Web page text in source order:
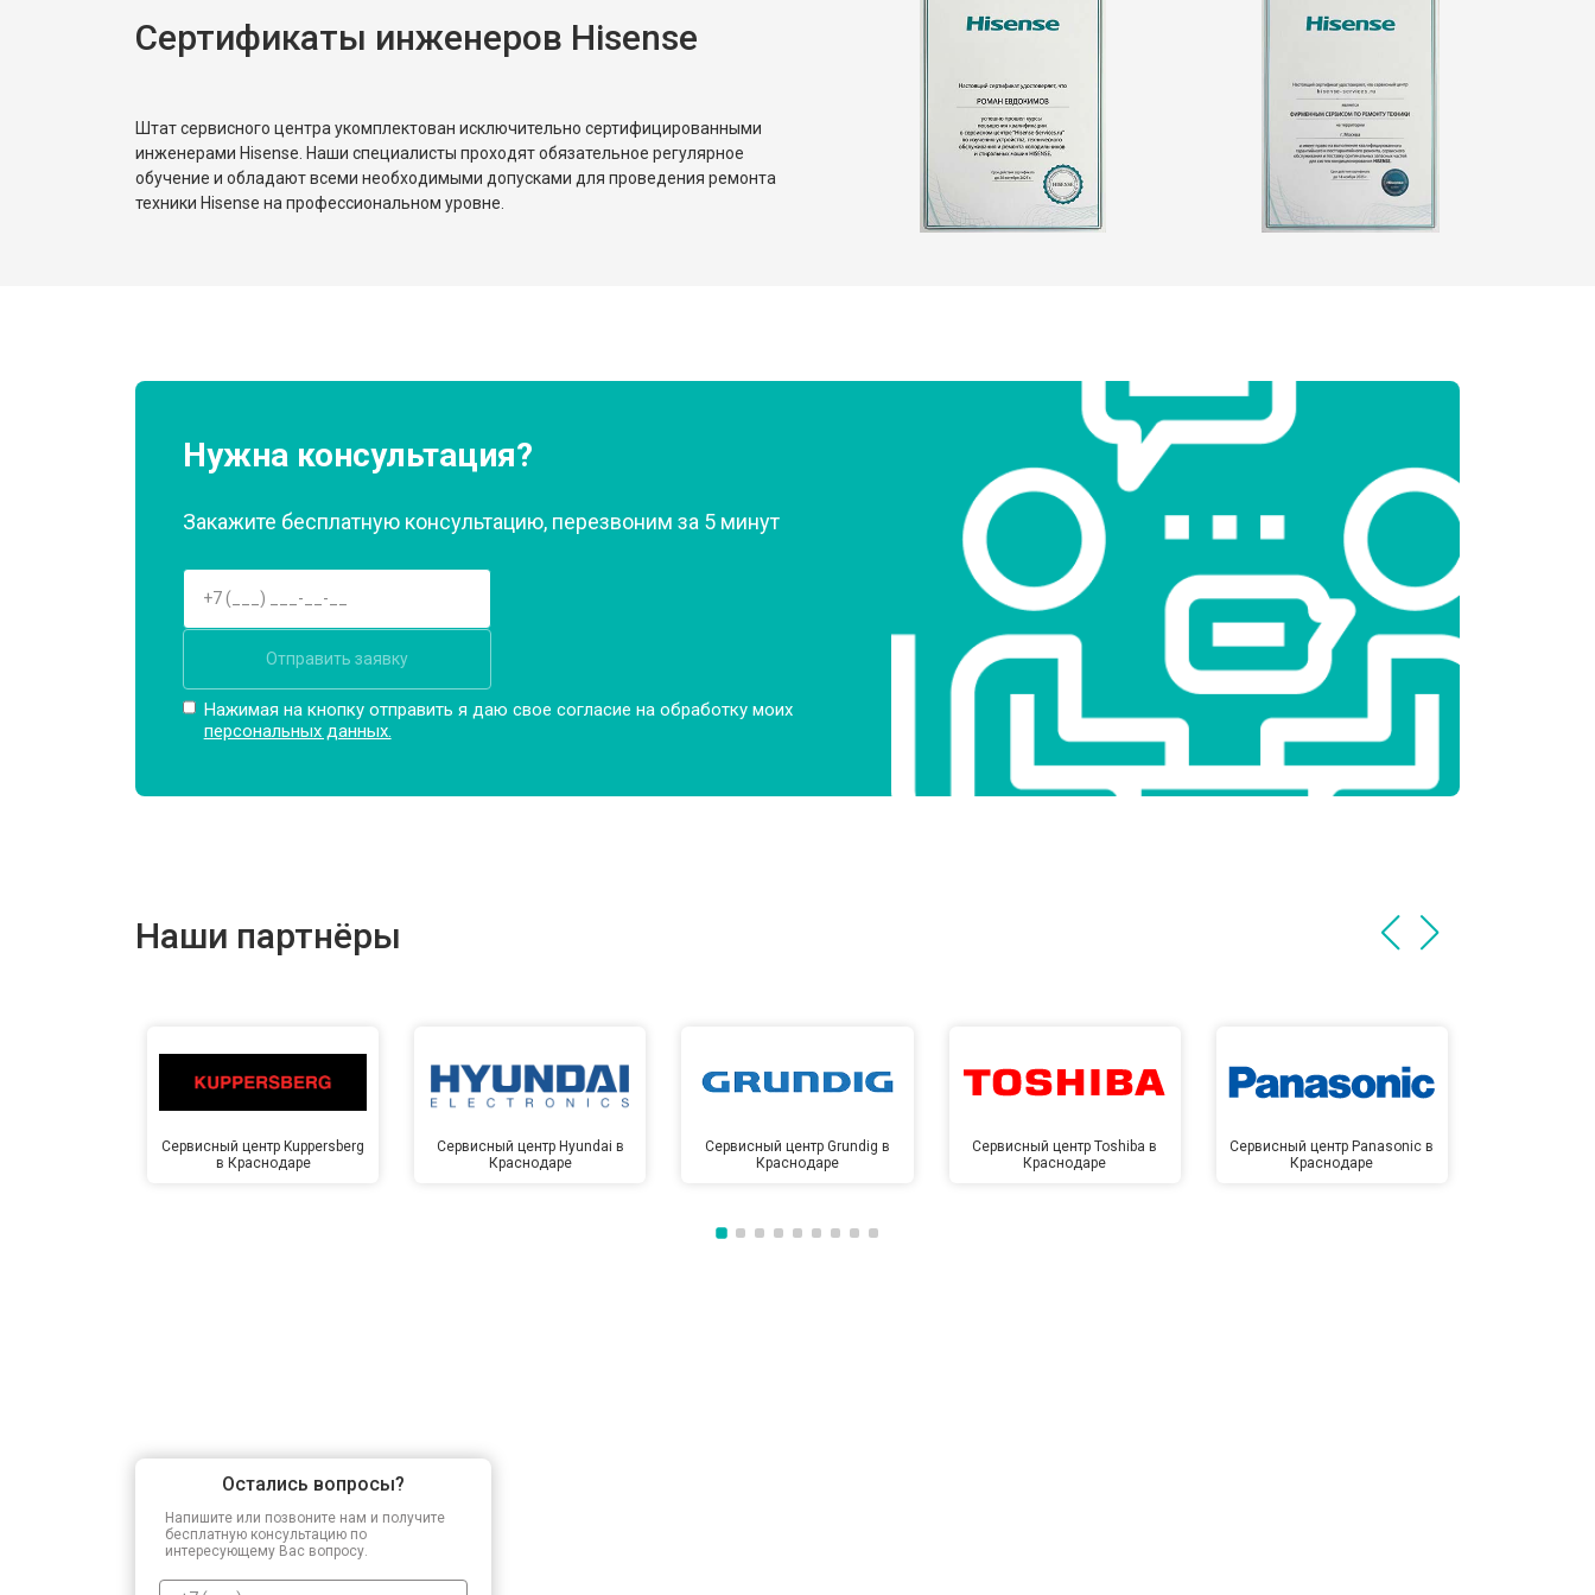
Замена реле от 2550 ₽ Заказать
от 1900 ₽ Заказать
Сертификаты инженеров Hisense
Штат сервисного центра укомплектован исключительно сертифицированными
инженерами Hisense. Наши специалисты проходят обязательное регулярное
обучение и обладают всеми необходимыми допусками для проведения ремонта
техники Hisense на профессиональном уровне.
Нужна консультация?
Закажите бесплатную консультацию, перезвоним за 5 минут
Отправить заявку
Нажимая на кнопку отправить я даю свое согласие на обработку моих
персональных данных.
Наши партнёры
Сервисный центр Kuppersberg
в Краснодаре
Сервисный центр Hyundai в
Краснодаре
Сервисный центр Grundig в
Краснодаре
Сервисный центр Toshiba в
Краснодаре
Сервисный центр Panasonic в
Краснодаре
Остались вопросы?
Напишите или позвоните нам и получите
бесплатную консультацию по
интересующему Вас вопросу.